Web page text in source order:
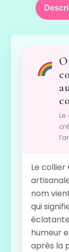
Le collier
nom
qui
humeur
après la